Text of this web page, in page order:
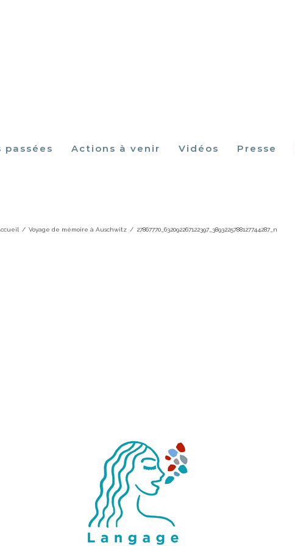
passées Actions à venir Vidéos Presse
/ Voyage de mémoire à Auschwitz / 27867770_632092267122397_3893225788127744287_n